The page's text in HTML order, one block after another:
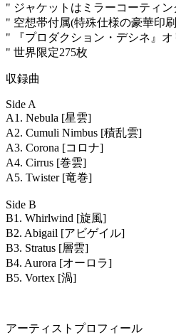
" ジャケットはミラーコーティ
" 空想帯付属(特殊仕様の豪華印
" 『プロダクション・デシネ』
" 世界限定275枚
収録曲
Side A
A1. Nebula [星雲]
A2. Cumuli Nimbus [積乱雲]
A3. Corona [コロナ]
A4. Cirrus [巻雲]
A5. Twister [竜巻]
Side B
B1. Whirlwind [旋風]
B2. Abigail [アビゲイル]
B3. Stratus [層雲]
B4. Aurora [オーロラ]
B5. Vortex [渦]
アーティストプロフィール